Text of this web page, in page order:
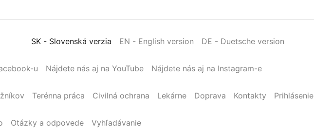
SK - Slovenská verzia EN - English version DE - Duetsche version
u Nájdete nás aj na YouTube Nájdete nás aj na Instagram-e
Terénna práca Civilná ochrana Lekárne Doprava Kontakty Prihlásenie
Otázky a odpovede
Vyhľadávanie